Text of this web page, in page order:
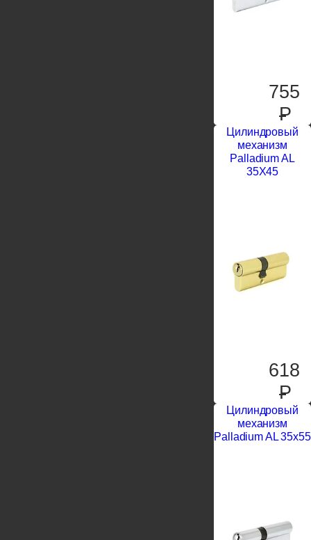
755
P
Цилиндровый
механизм
Palladium AL
35X45
618
P
Цилиндровый
механизм
Palladium AL 35x55